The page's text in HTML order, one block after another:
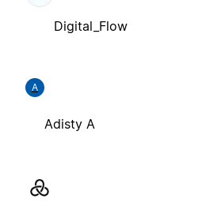
Digital_Flow
A
Adisty A